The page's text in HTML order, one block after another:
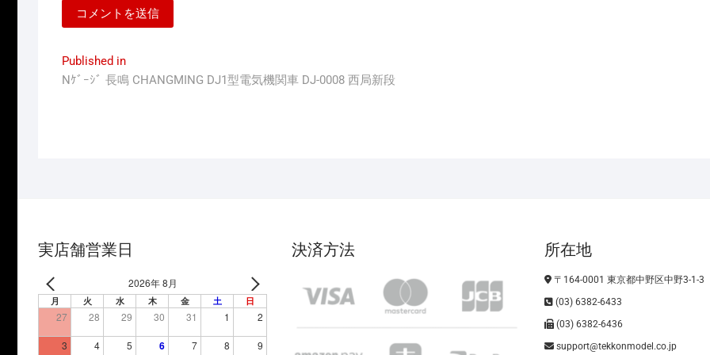
投
稿
ョ
Published in
Nｹﾞｰｼﾞ 長鳴 CHANGMING DJ1型電気機関車 DJ-0008 西局新段
実店舗営業日
2026年 8月
月 火 水 木 金 土 日
27 28 29 30 31 1 2
3 4 5 6 7 8 9
決済方法 所在地
〒164-0001 東京都中野区中野3-1-3
(03) 6382-6433
(03) 6382-6436
support@tekkonmodel.co.jp